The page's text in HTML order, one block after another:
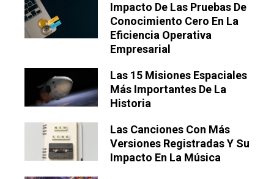
Impacto De Las Pruebas De
Conocimiento Cero En La
Eficiencia Operativa
Empresarial
Las 15 Misiones Espaciales
Más Importantes De La
Historia
Las Canciones Con Más
Versiones Registradas Y Su
Impacto En La Música